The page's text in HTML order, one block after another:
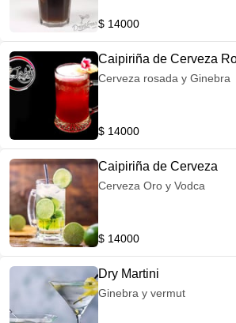
$ 14000
Caipiriña de Cerveza
Cerveza rosada y Ginebra
$ 14000
Caipiriña de Cerveza
Cerveza Oro y Vodca
$ 14000
Dry Martini
Ginebra y vermut